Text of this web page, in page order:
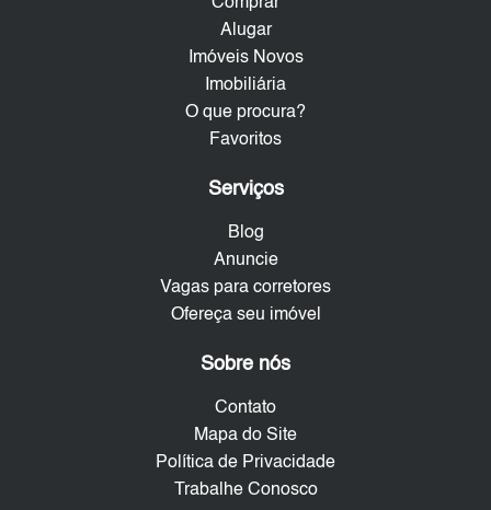
Alugar
Imóveis Novos
Imobiliária
O que procura?
Favoritos
Serviços
Blog
Anuncie
Vagas para corretores
Ofereça seu imóvel
Sobre nós
Contato
Mapa do Site
Política de Privacidade
Trabalhe Conosco